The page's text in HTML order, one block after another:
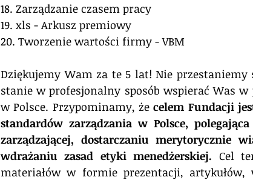
18. Zarządzanie czasem pracy
19. xls - Arkusz premiowy
20. Tworzenie wartości firmy - VBM
Dziękujemy Wam za te 5 lat! Nie
stanie w profesjonalny sposób wspierać Was
w Polsce. Przypominamy, że celem Fundacji
standardów zarządzania w Polsce,
zarządzającej, dostarczaniu merytorycznie
wdrażaniu zasad etyki menedżerskiej. Cel
materiałów w formie prezentacji, artykułów,